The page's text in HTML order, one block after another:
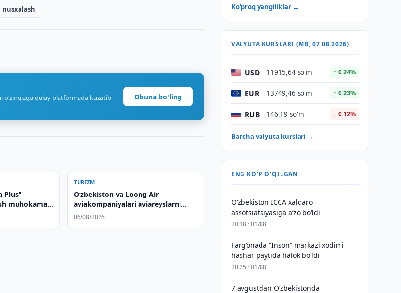
nusxalash
o‘zingizga qulay platformada kuzatib
Obuna bo'ling
Plus"
muhokama
TURIZM
Oʻzbekiston va Loong Air
aviakompaniyalari aviareyslarni
kengaytirishni muhokama qilishdi
06/08/2026
Ko'proq yangiliklar →
VALYUTA KURSLARI (MB, 07.08.2026)
USD 11915,64 so'm ↑ 0.24%
EUR 13749,46 so'm ↑ 0.23%
RUB 146,19 so'm ↓ 0.12%
Barcha valyuta kurslari →
ENG KO'P O'QILGAN
O‘zbekiston ICCA xalqaro
assotsiatsiyasiga aʼzo bo‘ldi
20:38 · 01/08
Farg‘onada “Inson” markazi xodimi
hashar paytida halok bo‘ldi
20:25 · 01/08
7 avgustdan O‘zbekistonda